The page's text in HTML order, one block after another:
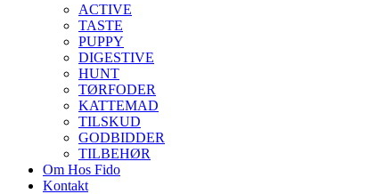
ACTIVE
TASTE
PUPPY
DIGESTIVE
HUNT
TØRFODER
KATTEMAD
TILSKUD
GODBIDDER
TILBEHØR
Om Hos Fido
Kontakt